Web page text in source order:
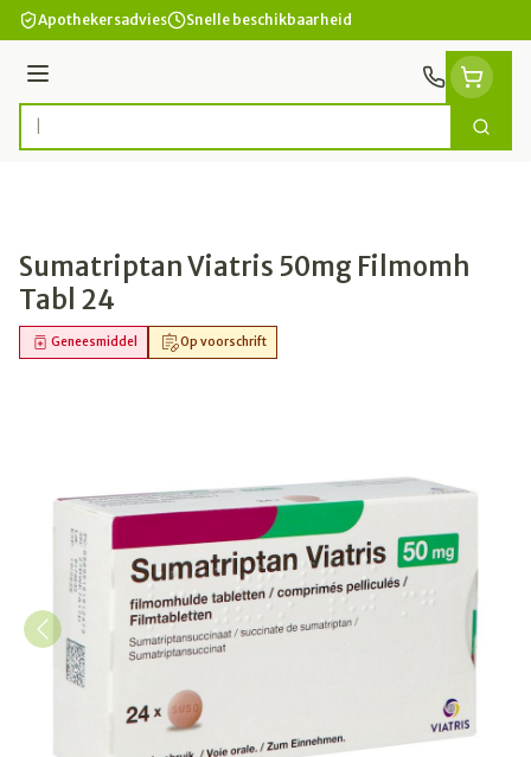
Ga naar de inhoud
Apothekersadvies Snelle beschikbaarheid
Menu
Product, merk, categorie... Zoek
Sumatriptan Viatris 50mg Filmomh
Tabl 24
Op voorschrift
Geneesmiddel